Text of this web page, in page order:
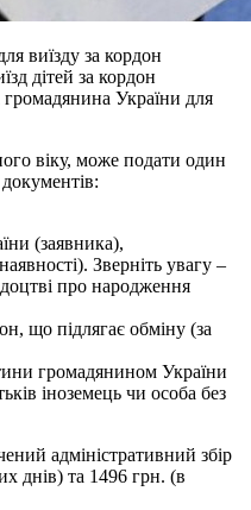
виїзду за кордон
дітей за кордон
громадянина України для
віку, може подати один
(заявника),
Зверніть увагу –
про народження
що підлягає обміну (за
громадянином України
іноземець чи особа без
адміністративний збір
днів) та 1496 грн. (в